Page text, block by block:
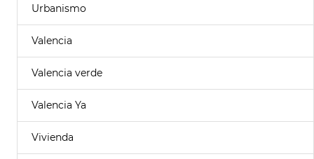
Urbanismo
Valencia
Valencia verde
Valencia Ya
Vivienda